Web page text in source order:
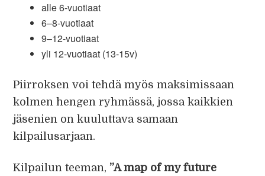
alle 6-vuotiaat
6–8-vuotiaat
9–12-vuotiaat
yli 12-vuotiaat (13-15v)
Piirroksen voi tehdä myös maksimissaan
kolmen hengen ryhmässä, jossa kaikkien
jäsenien on kuuluttava samaan
kilpailusarjaan.
Kilpailun teeman, ”A map of my future